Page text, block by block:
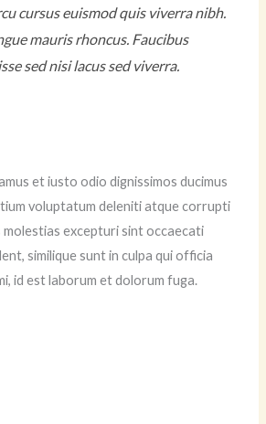
cursus euismod quis viverra nibh.
mauris rhoncus. Faucibus
sed nisi lacus sed viverra.
et iusto odio dignissimos ducimus
voluptatum deleniti atque corrupti
excepturi sint occaecati
similique sunt in culpa qui officia
id est laborum et dolorum fuga.